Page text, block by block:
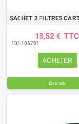
18,52 € TTC
101-106781
ACHETER
En stock